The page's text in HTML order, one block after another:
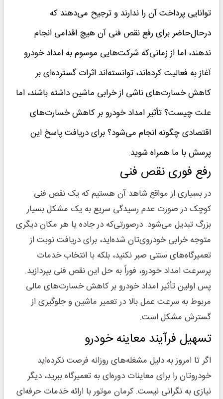
توانایی پرداخت آن را ندارند و ترجیح می‌دهند که
درحال‌حاضر برای رفع نقص فنی آن هیچ اقدامی انجام
ندهند، اما از زمانی‌که شرکت‌هایی موسوم به امداد خودرو
آغاز به فعالیت کرده‌اند، توانسته‌اند اثرات گسترده‌ای بر
کاهش خسارت‌های ناشی از خرابی ماشین داشته باشند، اما
علت چیست؟ تأثیر امداد خودرو بر کاهش خسارت‌های
اقتصادی چگونه انجام می‌شود؟‌ برای دریافت پاسخ این
پرسش با ما همراه شوید.
رفع فوری نقص فنی
در بسیاری از مواقع شاهد آن هستیم که یک نقص فنی
کوچک در صورت عدم رسیدگی سریع به یک مشکل بسیار
بزرگ تبدیل می‌شود. درصورتی‌که در جاده یا هر مکان دیگری
متوجه خرابی خودروی‌تان شده‌اید، برای دریافت نوبت از
تعمیرگاه‌های سنتی صبر نکنید، بلکه با انتخاب خدمات
پرسرعت امداد خودرو، فوراً به حل این نقص فنی بپردازید.
پس اولین تأثیر امداد خودرو بر کاهش خسارت‌های مالی
مربوط به سرعت عمل بالا در تعمیر ماشین و جلوگیری از
گسترش مشکل است.
تسهیل فرآیند معاینه خودرو
اگر تا امروز به دلیل مشغله‌های روزانه فرصت نکرده‌اید
خودروتان را برای معاینات دوره‌ای به تعمیرگاه ببرید، دیگر
نیازی به نگرانی نیست. کرمان موتور با ارائه خدمات حرفه‌ای